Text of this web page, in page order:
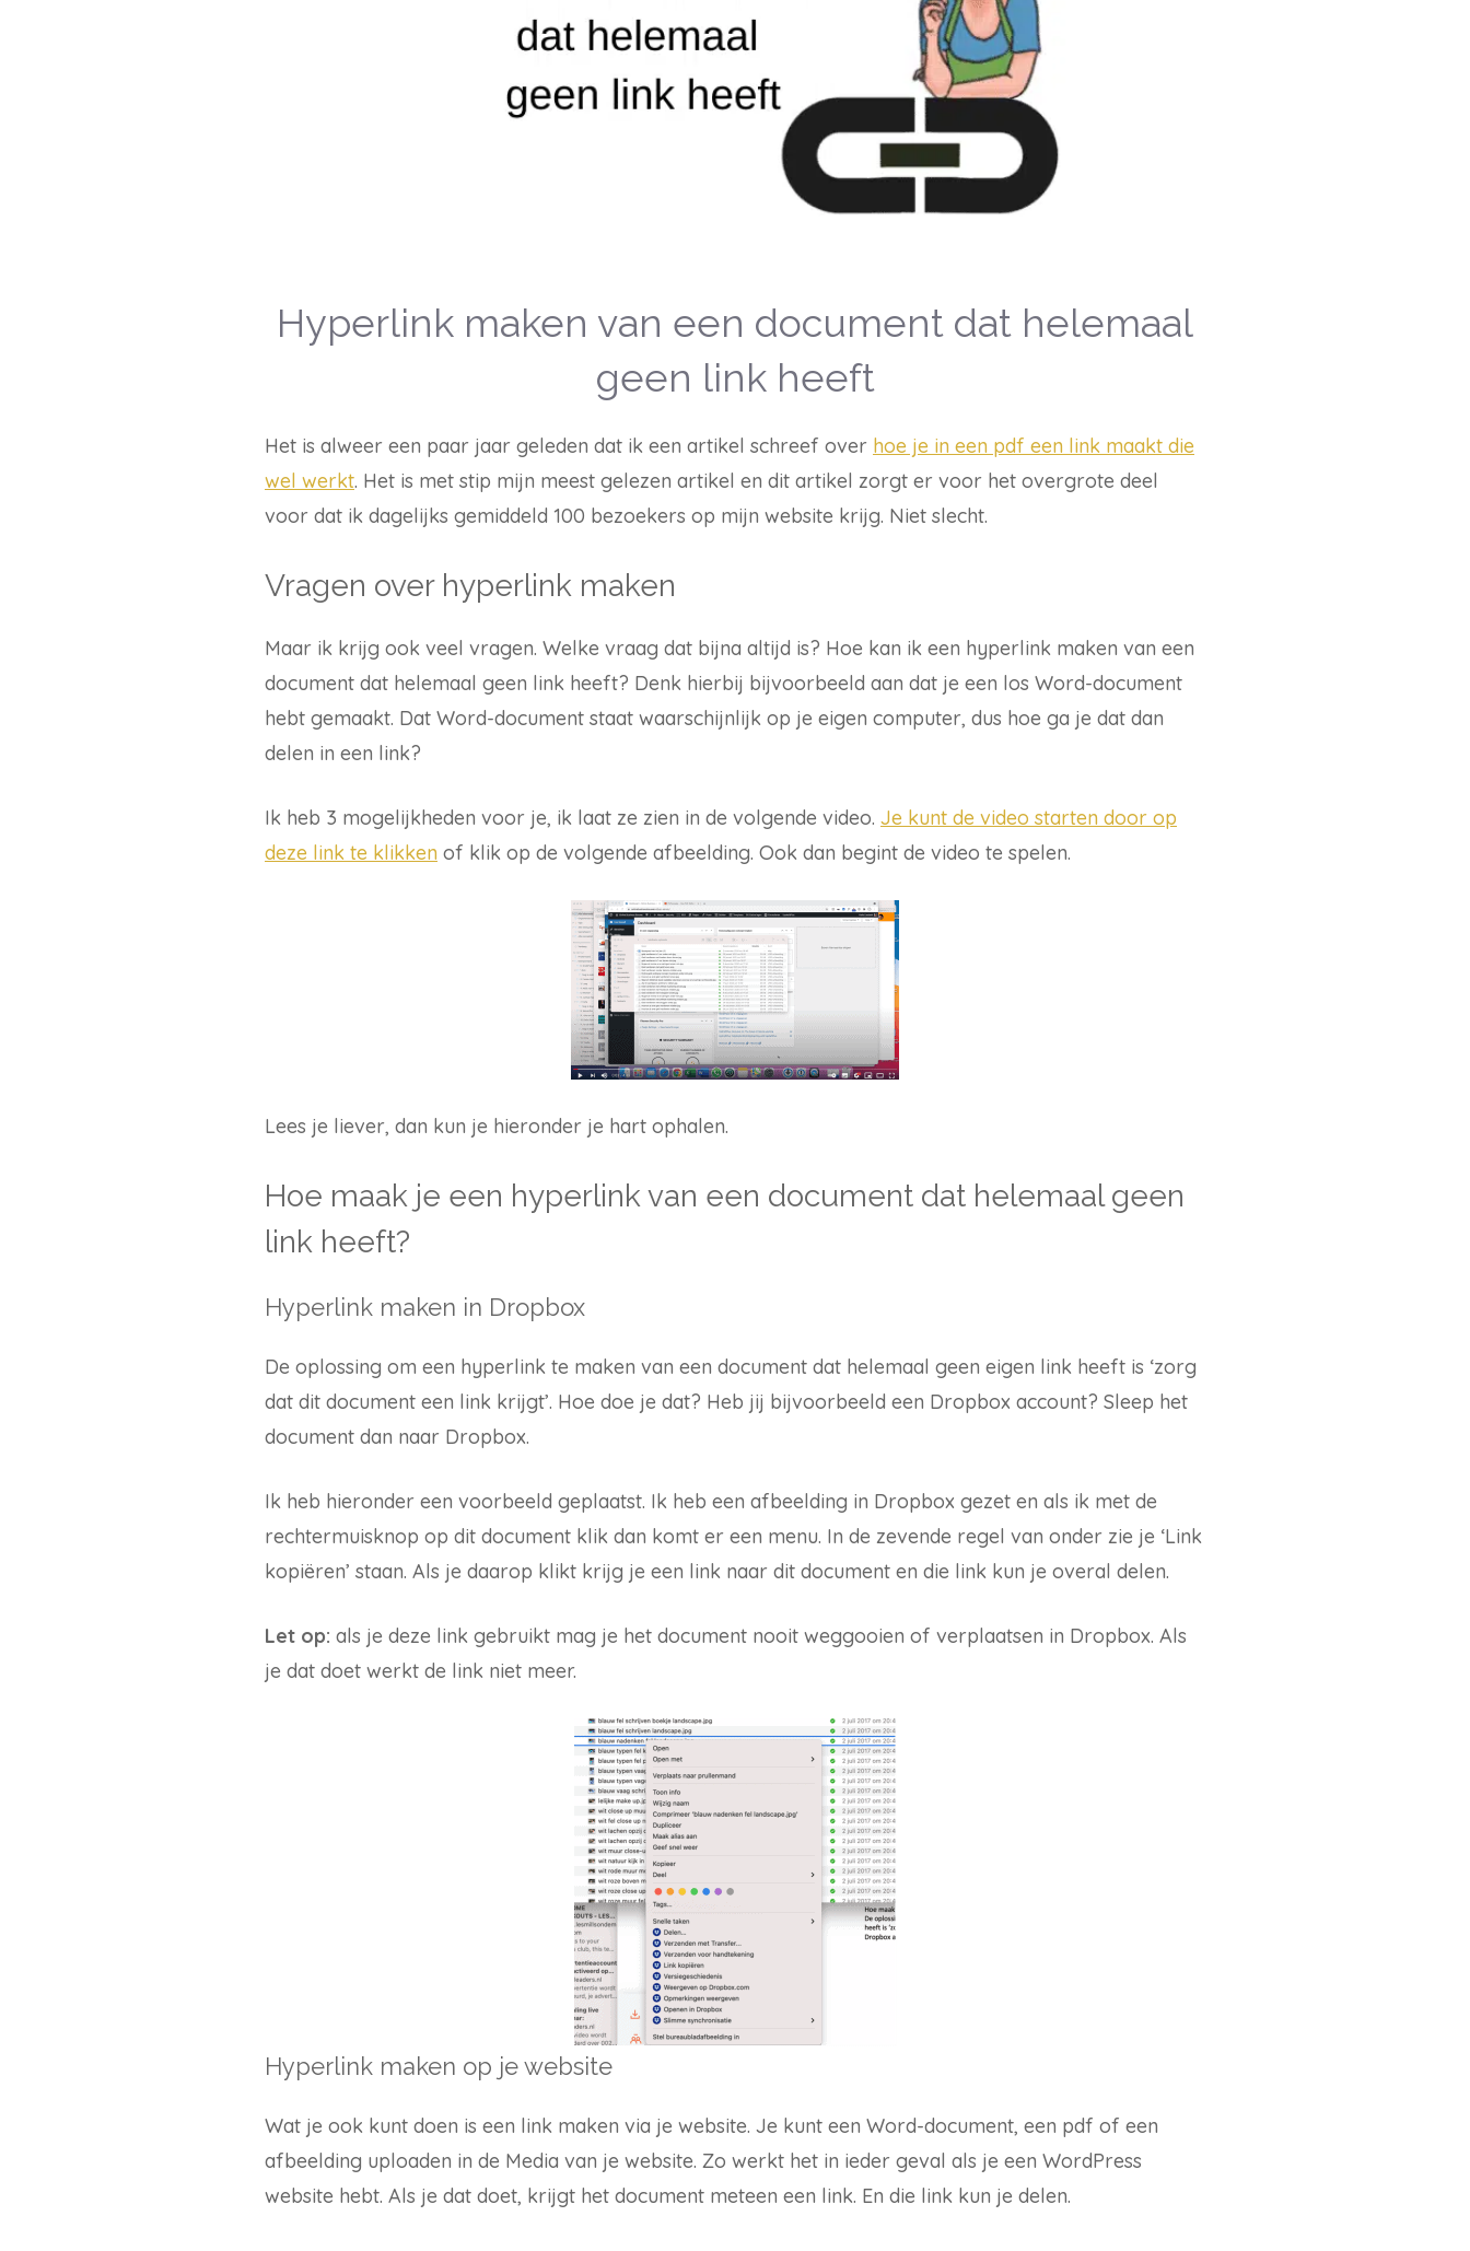
Hyperlink maken van een document dat helemaal
geen link heeft
Het is alweer een paar jaar geleden dat ik een artikel schreef over hoe je in een pdf een link maakt die
wel werkt. Het is met stip mijn meest gelezen artikel en dit artikel zorgt er voor het overgrote deel
voor dat ik dagelijks gemiddeld 100 bezoekers op mijn website krijg. Niet slecht.
Vragen over hyperlink maken
Maar ik krijg ook veel vragen. Welke vraag dat bijna altijd is? Hoe kan ik een hyperlink maken van een
document dat helemaal geen link heeft? Denk hierbij bijvoorbeeld aan dat je een los Word-document
hebt gemaakt. Dat Word-document staat waarschijnlijk op je eigen computer, dus hoe ga je dat dan
delen in een link?
Ik heb 3 mogelijkheden voor je, ik laat ze zien in de volgende video. Je kunt de video starten door op
deze link te klikken of klik op de volgende afbeelding. Ook dan begint de video te spelen.
Lees je liever, dan kun je hieronder je hart ophalen.
Hoe maak je een hyperlink van een document dat helemaal geen
link heeft?
Hyperlink maken in Dropbox
De oplossing om een hyperlink te maken van een document dat helemaal geen eigen link heeft is ‘zorg
dat dit document een link krijgt’. Hoe doe je dat? Heb jij bijvoorbeeld een Dropbox account? Sleep het
document dan naar Dropbox.
Ik heb hieronder een voorbeeld geplaatst. Ik heb een afbeelding in Dropbox gezet en als ik met de
rechtermuisknop op dit document klik dan komt er een menu. In de zevende regel van onder zie je ‘Link
kopiëren’ staan. Als je daarop klikt krijg je een link naar dit document en die link kun je overal delen.
Let op: als je deze link gebruikt mag je het document nooit weggooien of verplaatsen in Dropbox. Als
je dat doet werkt de link niet meer.
Hyperlink maken op je website
Wat je ook kunt doen is een link maken via je website. Je kunt een Word-document, een pdf of een
afbeelding uploaden in de Media van je website. Zo werkt het in ieder geval als je een WordPress
website hebt. Als je dat doet, krijgt het document meteen een link. En die link kun je delen.